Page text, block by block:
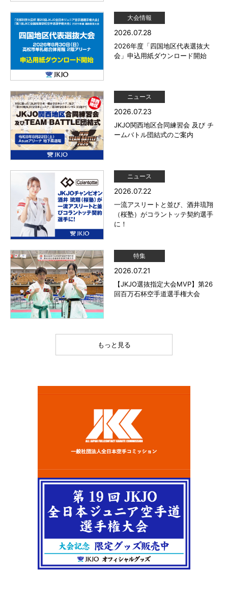
大会情報
2026.07.28
2026年度「四国地区代表選抜大
会」申込用紙ダウンロード開始
ニュース
2026.07.23
JKJO関西地区合同練習会 及び チ
ームバトル団結式のご案内
ニュース
2026.07.22
一流アスリートと並び、酒井琉翔
（桜塾）がコラントッテ契約選手
に！
特集
2026.07.21
【JKJO選抜指定大会MVP】第26
回百万石杯空手道選手権大会
もっと見る